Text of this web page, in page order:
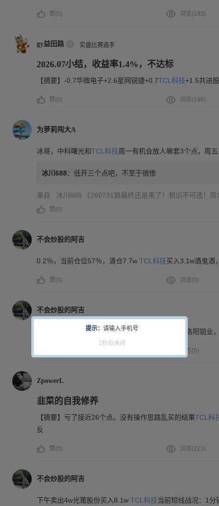
深天马亦搭建MPG多项目玻璃基板技术平台，将先进封装
业竞逐的新焦点，一场由面板厂商主导的跨界布局已然展开
赞(0) 浏览(183)
gy益田路 实盘比赛选手
2026.07小结，收益率1.4%，不达标
【摘要】-0.7华微电子+2.6星网锐捷+0.7TCL科技+1.5共进
赞(0) 浏览(196)
为萝莉闯大A
冰哥，中科曙光和TCL科技周一有机会放人嘛套3个点，周
冰川688： 低开三个点吧，不至于很惨
来自 冰川688 《260731狼最终还是来了！祖训不可违！
赞(0)
不会炒股的阿吉
0.2％，当前仓位57％，清仓7.7w TCL科技买入3.1w酒鬼酒
赞(0) 浏览(0)
不会炒股的阿吉
21.9w，大号当前仓位59％，主要持仓 ，洛阳钼业
浏览(0)
ZpowerL
韭菜的自我修养
【摘要】亏了接近26个点。没有操作思路乱买的结果TCL科
反
赞(0) 浏览(223)
不会炒股的阿吉
下午卖出4w光莆股份买入8.1w TCL科技当前短线战况：1
提示： 请输入手机号
1秒后关闭